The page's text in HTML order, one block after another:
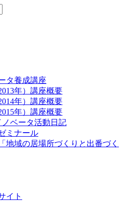
タ養成講座
年）講座概要
年）講座概要
年）講座概要
ノベータ活動日記
ミナール
地域の居場所づくりと出番づく
イト